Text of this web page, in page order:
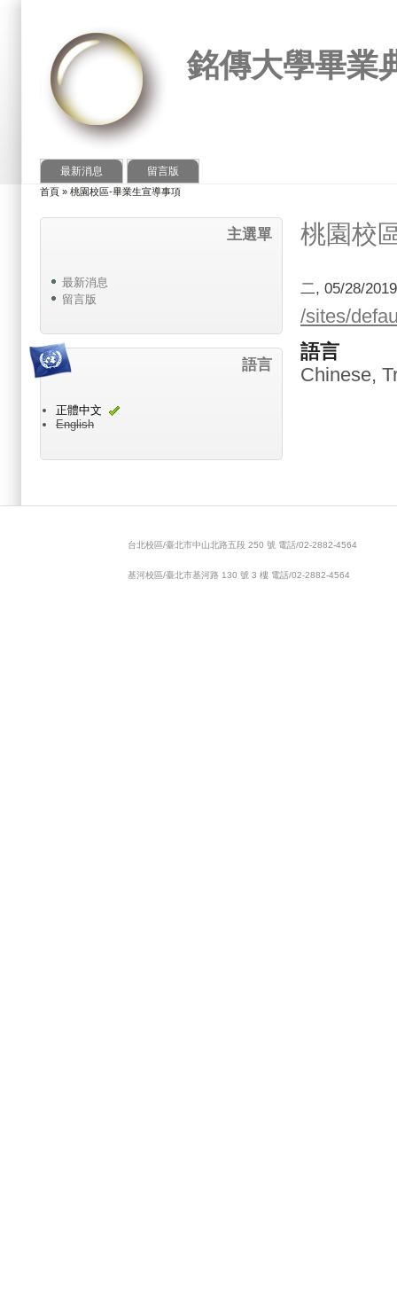
銘傳大學畢業
最新消息 留言版
您在這裡
首頁 » 桃園校區-畢業生宣導事項
桃園校
二, 05/28/
/sites/
語言
Chinese,
主選單
最新消息
留言版
語言
正體中文
English
台北校區/臺北市中山北路五段 250 號 電話/02-2882-4564
基河校區/臺北市基河路 130 號 3 樓 電話/02-2882-4564